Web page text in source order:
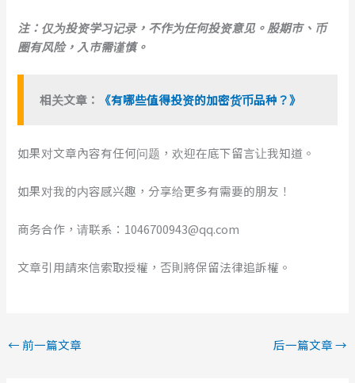
注：仅为投资学习记录，不作为任何投资意见。股期市、币
圈有风险，入市需谨慎。
相关文章： 《有哪些值得投资的加密货币品种？》
如果对文章內容有任何问题，欢迎在底下留言让我知道。
如果对我的内容感兴趣，分享给更多有需要的朋友！
商务合作，请联系：1046700943@qq.com
文章引用請來信索取授權，否則將保留法律追訴權。
← 前一篇文章 后一篇文章→